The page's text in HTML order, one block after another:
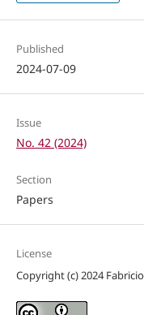
Published
2024-07-09
Issue
No. 42 (2024)
Section
Papers
License
Copyright (c) 2024